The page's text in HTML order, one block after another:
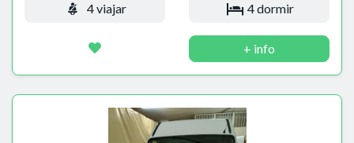
4 viajar 4 dormir
+ info